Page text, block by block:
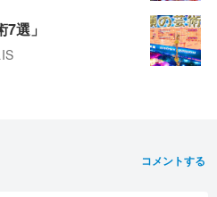
選」
コメントする